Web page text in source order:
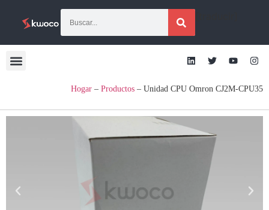
Hogar – Productos – Unidad CPU Omron CJ2M-CPU35